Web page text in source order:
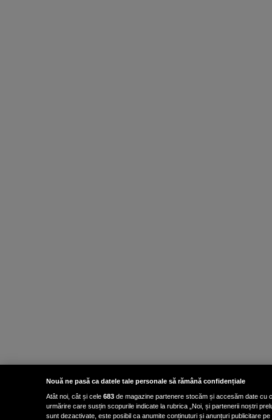
Nouă ne pasă ca datele tale personale să rămână confidențiale
Atât noi, cât și cele 683 de magazine partenere stocăm și accesăm date cu
urmărire care susțin scopurile indicate la rubrica „Noi, și partenerii noștri
sunt dezactivate, este posibil ca anumite conținuturi și anunțuri publicitare